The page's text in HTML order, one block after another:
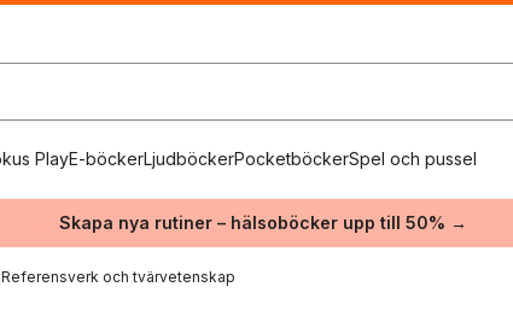
PlayE-böckerLjudböckerPocketböckerSpel och pussel
Skapa nya rutiner – hälsoböcker upp till 50% →
Referensverk och tvärvetenskap